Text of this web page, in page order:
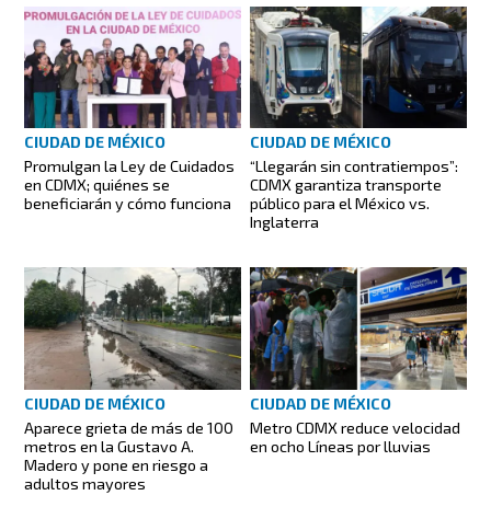
CIUDAD DE MÉXICO
Promulgan la Ley de Cuidados
en CDMX; quiénes se
beneficiarán y cómo funciona
CIUDAD DE MÉXICO
“Llegarán sin contratiempos”:
CDMX garantiza transporte
público para el México vs.
Inglaterra
CIUDAD DE MÉXICO
Aparece grieta de más de 100
metros en la Gustavo A.
Madero y pone en riesgo a
adultos mayores
CIUDAD DE MÉXICO
Metro CDMX reduce velocidad
en ocho Líneas por lluvias